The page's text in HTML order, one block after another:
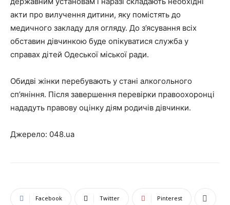
акти про вилучення дитини, яку помістять до
медичного закладу для огляду. До з’ясування всіх
обставин дівчинкою буде опікуватися служба у
справах дітей Одеської міської ради.
Обидві жінки перебувають у стані алкогольного
сп’яніння. Після завершення перевірки правоохоронці
нададуть правову оцінку діям родичів дівчинки.
Джерело: 048.ua
Facebook Twitter Pinterest